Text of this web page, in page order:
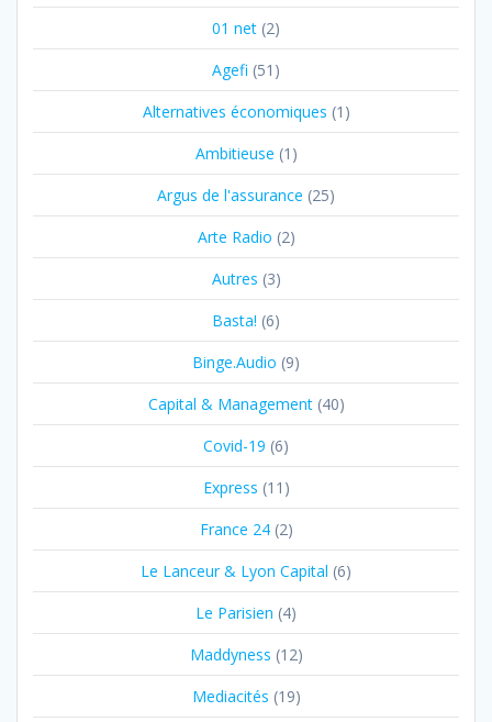
01 net (2)
Agefi (51)
Alternatives économiques (1)
Ambitieuse (1)
Argus de l'assurance (25)
Arte Radio (2)
Autres (3)
Basta! (6)
Binge.Audio (9)
Capital & Management(40)
Covid-19 (6)
Express (11)
France 24(2)
Le Lanceur & Lyon Capital (6)
Le Parisien (4)
Maddyness (12)
Mediacités (19)